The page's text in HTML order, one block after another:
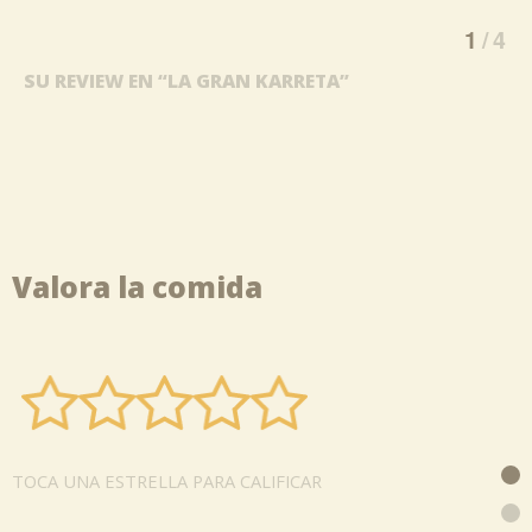
SU REVIEW EN “LA GRAN KARRETA”
Valora la comida
TOCA UNA ESTRELLA PARA CALIFICAR
1 4